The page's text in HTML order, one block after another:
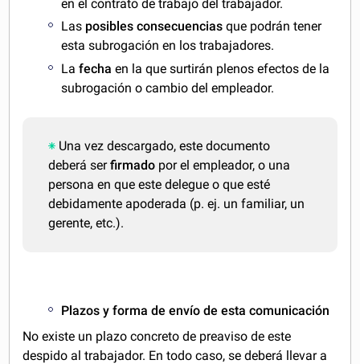
en el contrato de trabajo del trabajador.
Las posibles consecuencias que podrán tener
esta subrogación en los trabajadores.
Lafecha en la que surtirán plenos efectos de la
subrogación o cambio del empleador.
Una vez descargado, este documento
deberá serfirmado por el empleador, o una
persona en que este delegue o que esté
debidamente apoderada (p. ej. un familiar, un
gerente, etc.).
Plazos y forma de envío de esta comunicación
No existe un plazo concreto de preaviso de este
despido al trabajador. En todo caso, se deberá llevar a